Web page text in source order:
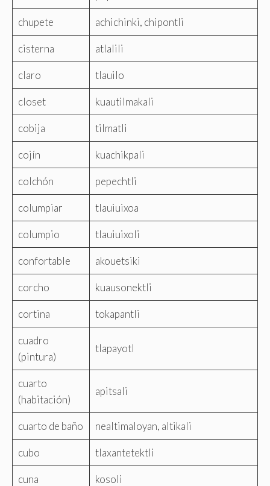
chupete achichinki, chipontli
cisterna atlalili
claro tlauilo
closet kuautilmakali
cobija tilmatli
cojín kuachikpali
colchón pepechtli
columpiar tlauiuixoa
columpio tlauiuixoli
confortable akouetsiki
corcho kuausonektli
cortina tokapantli
cuadro
(pintura)
tlapayotl
cuarto
(habitación)
apitsali
cuarto de baño nealtimaloyan, altikali
cubo tlaxantetektli
cuna kosoli